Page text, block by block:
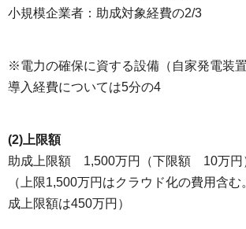
小規模企業者：助成対象経費の2/3
※電力の確保に資する設備（自家発電装
導入経費については5分の4
(2)上限額
助成上限額 1,500万円（下限額 10万円
（上限1,500万円はクラウド化の費用含
成上限額は450万円）